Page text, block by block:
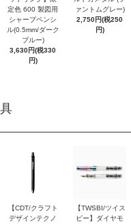
定色 600 製図用
シャープペンシ
ル(0.5mm/ダーク
ブルー)
3,630円(税330
円)
ァントムグレー)
2,750円(税250
円)
【CDT/クラフト
デザインテクノ
【TWSBI/ツイス
ビー】ダイヤモ